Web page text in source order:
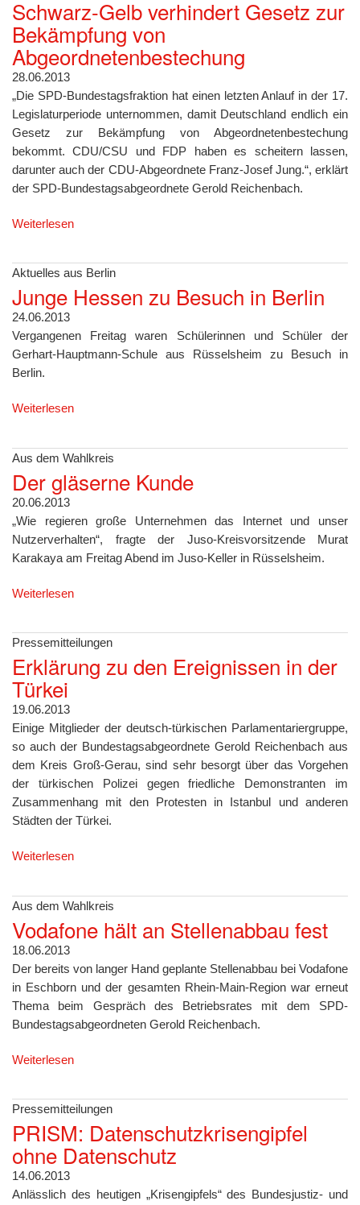
Schwarz-Gelb verhindert Gesetz zur
Bekämpfung von
Abgeordnetenbestechung
28.06.2013
„Die SPD-Bundestagsfraktion hat einen letzten Anlauf in der 17.
Legislaturperiode unternommen, damit Deutschland endlich ein
Gesetz zur Bekämpfung von Abgeordnetenbestechung
bekommt. CDU/CSU und FDP haben es scheitern lassen,
darunter auch der CDU-Abgeordnete Franz-Josef Jung.“, erklärt
der SPD-Bundestagsabgeordnete Gerold Reichenbach.
Weiterlesen
Aktuelles aus Berlin
Junge Hessen zu Besuch in Berlin
24.06.2013
Vergangenen Freitag waren Schülerinnen und Schüler der
Gerhart-Hauptmann-Schule aus Rüsselsheim zu Besuch in
Berlin.
Weiterlesen
Aus dem Wahlkreis
Der gläserne Kunde
20.06.2013
„Wie regieren große Unternehmen das Internet und unser
Nutzerverhalten“, fragte der Juso-Kreisvorsitzende Murat
Karakaya am Freitag Abend im Juso-Keller in Rüsselsheim.
Weiterlesen
Pressemitteilungen
Erklärung zu den Ereignissen in der
Türkei
19.06.2013
Einige Mitglieder der deutsch-türkischen Parlamentariergruppe,
so auch der Bundestagsabgeordnete Gerold Reichenbach aus
dem Kreis Groß-Gerau, sind sehr besorgt über das Vorgehen
der türkischen Polizei gegen friedliche Demonstranten im
Zusammenhang mit den Protesten in Istanbul und anderen
Städten der Türkei.
Weiterlesen
Aus dem Wahlkreis
Vodafone hält an Stellenabbau fest
18.06.2013
Der bereits von langer Hand geplante Stellenabbau bei Vodafone
in Eschborn und der gesamten Rhein-Main-Region war erneut
Thema beim Gespräch des Betriebsrates mit dem SPD-
Bundestagsabgeordneten Gerold Reichenbach.
Weiterlesen
Pressemitteilungen
PRISM: Datenschutzkrisengipfel
ohne Datenschutz
14.06.2013
Anlässlich des heutigen „Krisengipfels“ des Bundesjustiz- und